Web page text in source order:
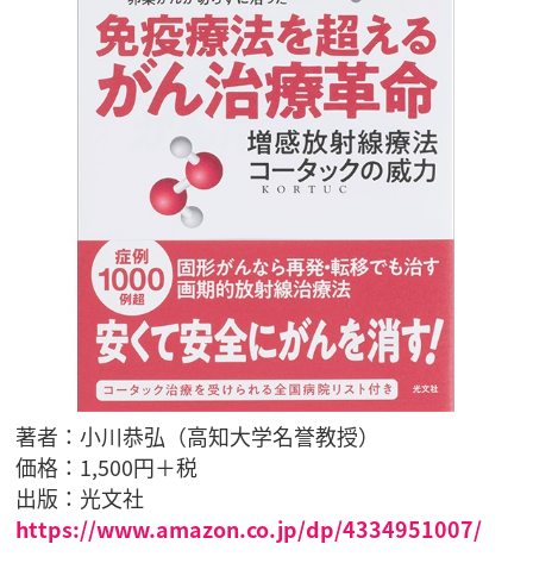
著者：小川恭弘（高知大学名誉教授）
価格：1,500円＋税
出版：光文社
https://www.amazon.co.jp/dp/4334951007/